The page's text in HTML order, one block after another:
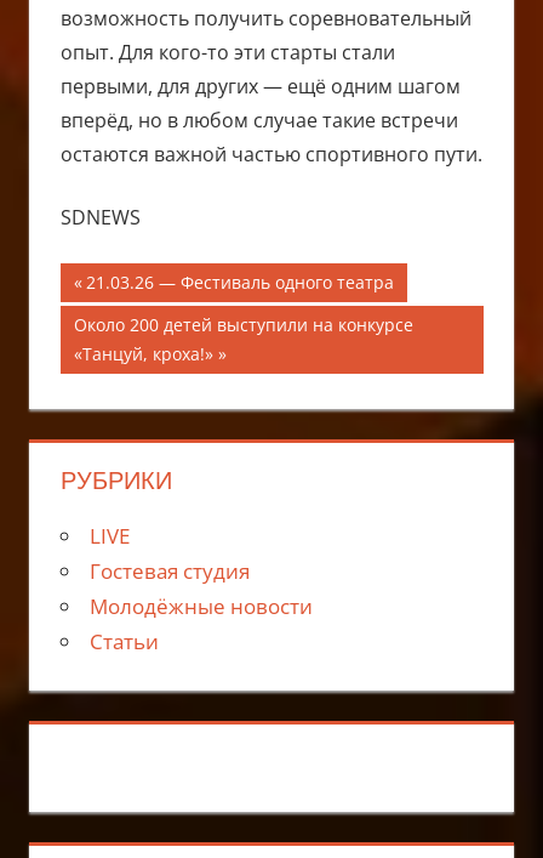
возможность получить соревновательный
опыт. Для кого-то эти старты стали
первыми, для других — ещё одним шагом
вперёд, но в любом случае такие встречи
остаются важной частью спортивного пути.
SDNEWS
Навигация
по
записям
Предыдущая
запись;
21.03.26 — Фестиваль одного театра
Следующая
запись:
Около 200 детей выступили на конкурсе
«Танцуй, кроха!»
РУБРИКИ
LIVE
Гостевая студия
Молодёжные новости
Статьи